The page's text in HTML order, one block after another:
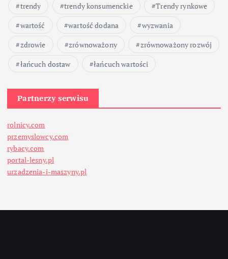
trendy
trendy konsumenckie
Trendy rynkowe
wartość
wartość dodana
wyzwania
zdrowie
zrównoważony
zrównoważony rozwój
łańcuch dostaw
łańcuch wartości
Partnerzy serwisu
rolnicy.com
przemyslowcy.com
rybacy.com
portal-lesny.pl
urzadzenia-i-maszyny.pl